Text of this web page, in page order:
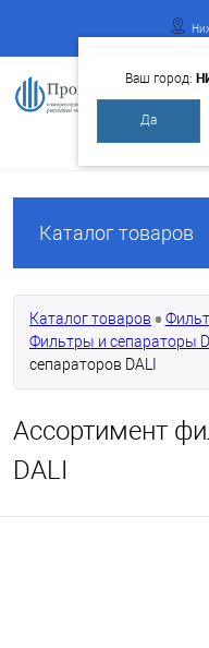
Ваш город:
Да
Каталог товаров
Каталог товаров
Фильтры и сепараторы
сепараторов DALI
Ассортимент
DALI